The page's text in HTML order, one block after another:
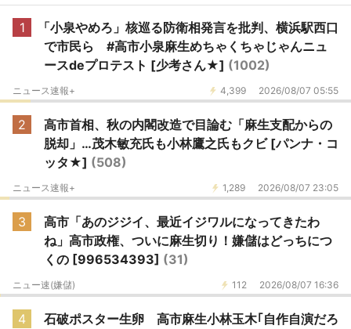
1
「小泉やめろ」核巡る防衛相発言を批判、横浜駅西口
で市民ら #高市小泉麻生めちゃくちゃじゃんニュ
ースdeプロテスト [少考さん★] (1002)
4,399 2026/08/07 05:55
ニュース速報+
2
高市首相、秋の内閣改造で目論む「麻生支配からの
脱却」…茂木敏充氏も小林鷹之氏もクビ [パンナ・コ
ッタ★] (508)
1,289 2026/08/07 23:05
ニュース速報+
3
高市「あのジジイ、最近イジワルになってきたわ
ね」高市政権、ついに麻生切り！嫌儲はどっちにつ
くの [996534393] (31)
112 2026/08/07 16:36
ニュー速(嫌儲)
4
石破ポスター生卵 高市麻生小林玉木｢自作自演だろ